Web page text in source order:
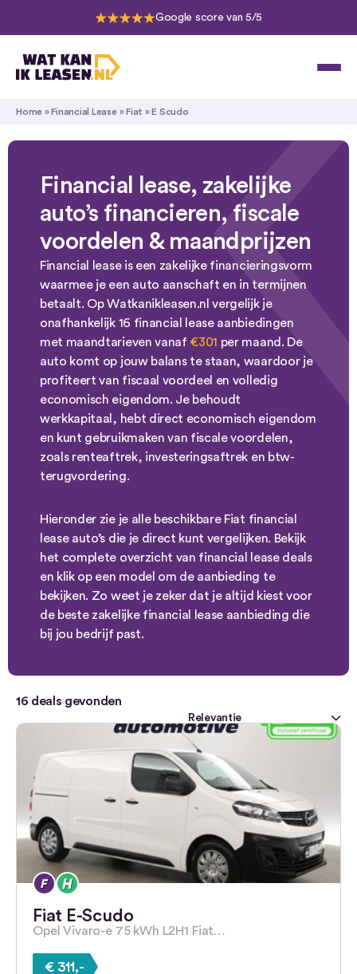
Google score van 5/5
Home »Financial Lease »Fiat »E Scudo
Financial lease, zakelijke
auto’s financieren, fiscale
voordelen & maandprijzen
Financial lease is een zakelijke financieringsvorm
waarmee je een auto aanschaft en in termijnen
betaalt. Op Watkanikleasen.nl vergelijk je
onafhankelijk 16 financial lease aanbiedingen
met maandtarieven vanaf €301 per maand. De
auto komt op jouw balans te staan, waardoor je
profiteert van fiscaal voordeel en volledig
economisch eigendom. Je behoudt
werkkapitaal, hebt direct economisch eigendom
en kunt gebruikmaken van fiscale voordelen,
zoals renteaftrek, investeringsaftrek en btw-
terugvordering.
Hieronder zie je alle beschikbare Fiat financial
lease auto’s die je direct kunt vergelijken. Bekijk
het complete overzicht van financial lease deals
en klik op een model om de aanbieding te
bekijken. Zo weet je zeker dat je altijd kiest voor
de beste zakelijke financial lease aanbieding die
bij jou bedrijf past.
16 deals gevonden
Fiat E-Scudo
Opel Vivaro-e 75 kWh L2H1 Fiat…
€ 311,-